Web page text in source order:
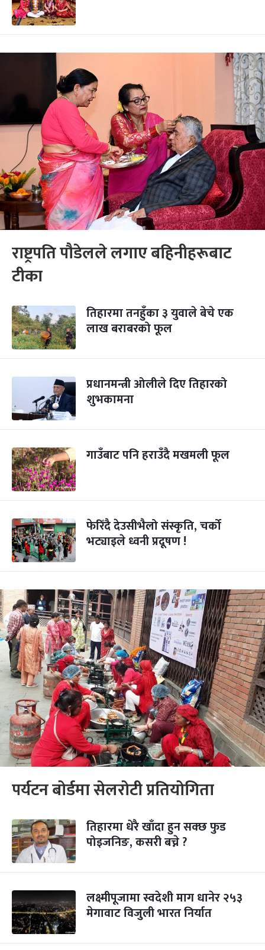
राष्ट्रपति पौडेलले लगाए बहिनीहरूबाट
टीका
तिहारमा तनहुँका ३ युवाले बेचे एक
लाख बराबरको फूल
प्रधानमन्त्री ओलीले दिए तिहारको
शुभकामना
गाउँबाट पनि हराउँदै मखमली फूल
फेरिँदै देउसीभैलो संस्कृति, चर्को
भट्याइले ध्वनी प्रदूषण !
पर्यटन बोर्डमा सेलरोटी प्रतियोगिता
तिहारमा धेरै खाँदा हुन सक्छ फुड
पोइजनिङ, कसरी बच्ने ?
लक्ष्मीपूजामा स्वदेशी माग धानेर २५३
मेगावाट विजुली भारत निर्यात